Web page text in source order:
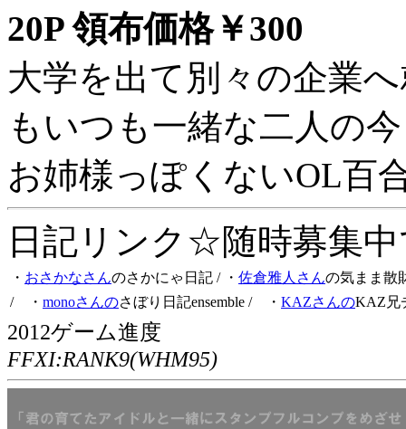
20P 領布価格￥300
大学を出て別々の企業
もいつも一緒な二人の
お姉様っぽくないOL百
日記リンク☆随時募集
・ おさかなさんのさかにゃ日記 / ・ 佐倉雅人さんの気まま散
/ ・ monoさんのさぼり日記ensemble / ・ KAZさんのKAZ兄
2012ゲーム進度
FFXI:RANK9(WHM95)